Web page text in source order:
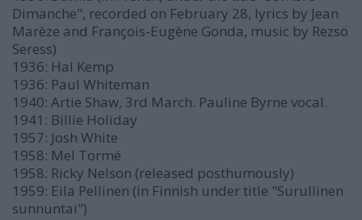
Dimanche", recorded on February 28, lyrics by Jean
Marèze and François-Eugène Gonda, music by Rezsö
Seress)
1936: Hal Kemp
1936: Paul Whiteman
1940: Artie Shaw, 3rd March. Pauline Byrne vocal.
1941: Billie Holiday
1957: Josh White
1958: Mel Tormé
1958: Ricky Nelson (released posthumously)
1959: Eila Pellinen (in Finnish under title "Surullinen
sunnuntai")